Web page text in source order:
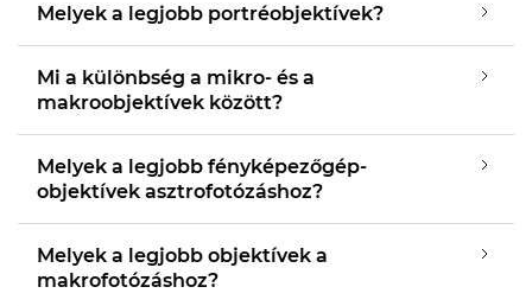
Melyek a legjobb portréobjektívek?
Mi a különbség a mikro- és a
makroobjektívek között?
Melyek a legjobb fényképezőgép-
objektívek asztrofotózáshoz?
Melyek a legjobb objektívek a
makrofotózáshoz?